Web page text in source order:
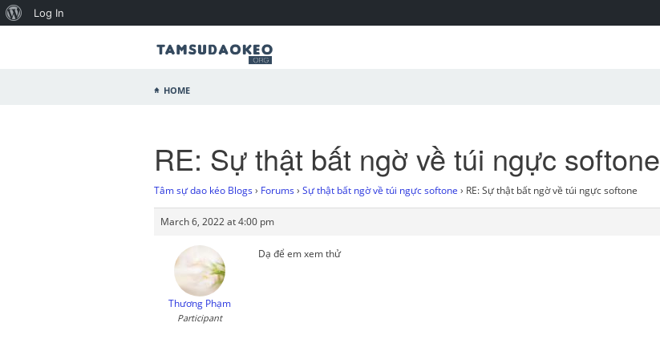
Home
RE: Sự thật bất ngờ về túi ngực softone
Tâm sự dao kéo Blogs › Forums › Sự thật bất ngờ về túi ngực softone › RE: Sự thật bất ngờ về túi ngực softone
March 6, 2022 at 4:00 pm
Thương Phạm
Participant
Dạ để em xem thử
Log In